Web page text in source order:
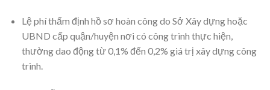
Lệ phí thẩm định hồ sơ hoàn công do Sở Xây dựng hoặc
UBND cấp quận/huyện nơi có công trình thực hiện,
thường dao động từ 0,1% đến 0,2% giá trị xây dựng công
trình.